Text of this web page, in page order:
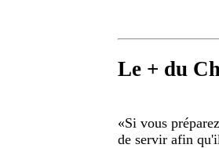
Le + du
«Si vous
de servir afin